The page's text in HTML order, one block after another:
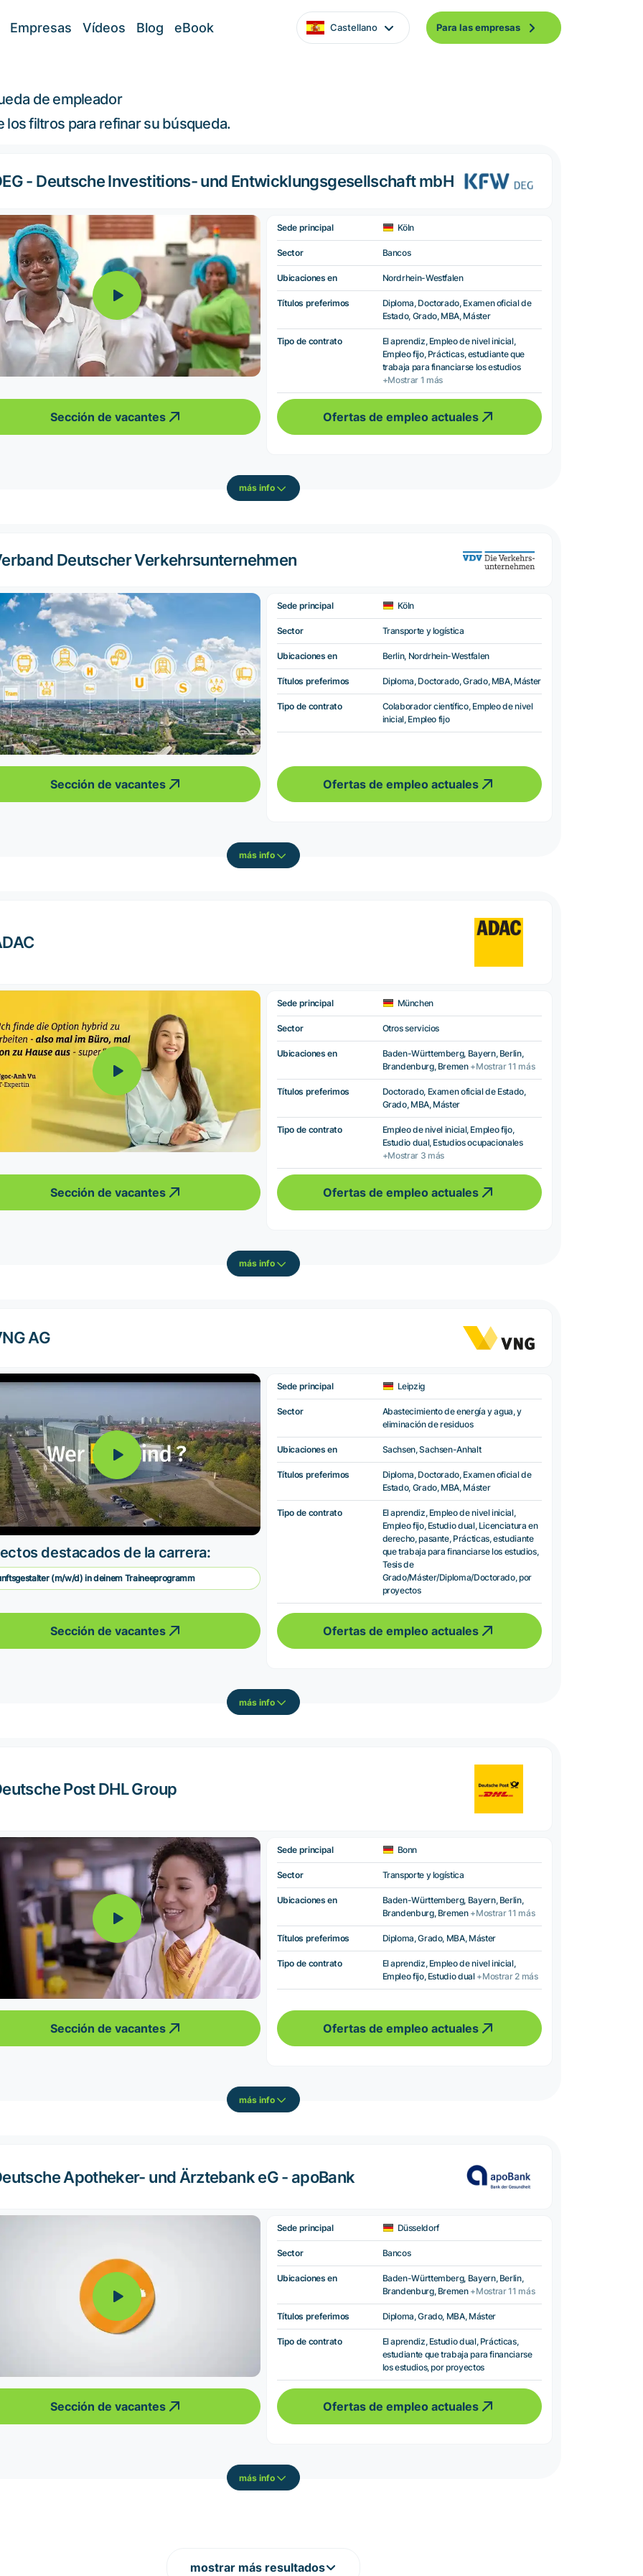
Empresas Vídeos Blog eBook Castellano Para las empresas
de empleador
los filtros para refinar su búsqueda.
- Deutsche Investitions- und Entwicklungsgesellschaft mbH
Sección de vacantes
Sede principal Köln
Sector Bancos
Ubicaciones en Nordrhein-Westfalen
Títulos preferimos
Diploma, Doctorado, Examen oficial de
Estado, Grado, MBA, Máster
Tipo de contrato
El aprendiz, Empleo de nivel inicial,
Empleo fijo, Prácticas, estudiante que
trabaja para financiarse los estudios
+Mostrar 1 más
Ofertas de empleo actuales
más info
Deutscher Verkehrsunternehmen
Sección de vacantes
Sede principal Köln
Sector Transporte y logística
Ubicaciones en Berlin, Nordrhein-Westfalen
Títulos preferimos Diploma, Doctorado, Grado, MBA, Máster
Tipo de contrato
Colaborador científico, Empleo de nivel
inicial, Empleo fijo
Ofertas de empleo actuales
más info
Sección de vacantes
Sede principal München
Sector Otros servicios
Ubicaciones en
Baden-Württemberg, Bayern, Berlin,
Brandenburg, Bremen +Mostrar 11 más
Títulos preferimos
Doctorado, Examen oficial de Estado,
Grado, MBA, Máster
Tipo de contrato
Empleo de nivel inicial, Empleo fijo,
Estudio dual, Estudios ocupacionales
+Mostrar 3 más
Ofertas de empleo actuales
más info
AG
destacados de la carrera:
(m/w/d) in deinem Traineeprogramm
Sección de vacantes
Sede principal Leipzig
Sector
Abastecimiento de energía y agua, y
eliminación de residuos
Ubicaciones en Sachsen, Sachsen-Anhalt
Títulos preferimos
Diploma, Doctorado, Examen oficial de
Estado, Grado, MBA, Máster
Tipo de contrato
El aprendiz, Empleo de nivel inicial,
Empleo fijo, Estudio dual, Licenciatura en
derecho, pasante, Prácticas, estudiante
que trabaja para financiarse los estudios,
Tesis de
Grado/Máster/Diploma/Doctorado, por
proyectos
Ofertas de empleo actuales
más info
Post DHL Group
Sección de vacantes
Sede principal Bonn
Sector Transporte y logística
Ubicaciones en
Baden-Württemberg, Bayern, Berlin,
Brandenburg, Bremen +Mostrar 11 más
Títulos preferimos Diploma, Grado, MBA, Máster
Tipo de contrato
El aprendiz, Empleo de nivel inicial,
Empleo fijo, Estudio dual +Mostrar 2 más
Ofertas de empleo actuales
más info
Apotheker- und Ärztebank eG - apoBank
Sección de vacantes
Sede principal Düsseldorf
Sector Bancos
Ubicaciones en
Baden-Württemberg, Bayern, Berlin,
Brandenburg, Bremen +Mostrar 11 más
Títulos preferimos Diploma, Grado, MBA, Máster
Tipo de contrato
El aprendiz, Estudio dual, Prácticas,
estudiante que trabaja para financiarse
los estudios, por proyectos
Ofertas de empleo actuales
más info
mostrar más resultados